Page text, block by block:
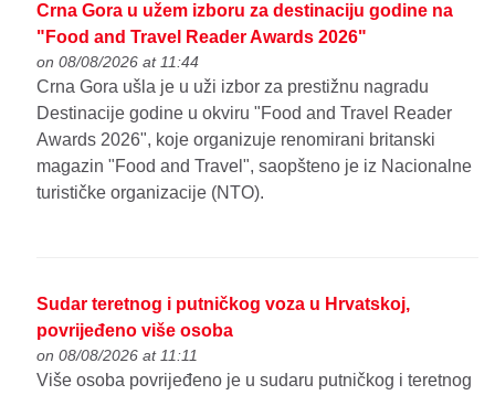
Crna Gora u užem izboru za destinaciju godine na
"Food and Travel Reader Awards 2026"
on 08/08/2026 at 11:44
Crna Gora ušla je u uži izbor za prestižnu nagradu
Destinacije godine u okviru "Food and Travel Reader
Awards 2026", koje organizuje renomirani britanski
magazin "Food and Travel", saopšteno je iz Nacionalne
turističke organizacije (NTO).
Sudar teretnog i putničkog voza u Hrvatskoj,
povrijeđeno više osoba
on 08/08/2026 at 11:11
Više osoba povrijeđeno je u sudaru putničkog i teretnog